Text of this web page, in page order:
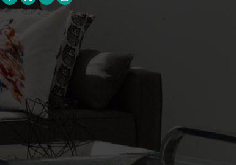
Facebook
page
opens
in
new
window
X
window
YouTube
opens
new
window
Instagram
page
opens
in
new